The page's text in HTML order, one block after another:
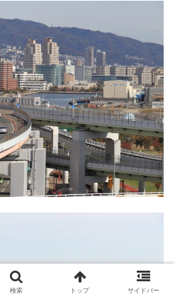
検索 トップ サイドバー